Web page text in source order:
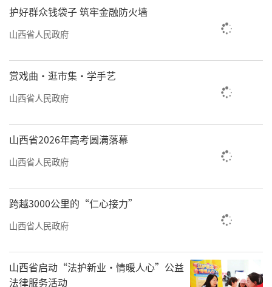
中，使得游戏场景在建筑风格上具有极高的历
史真实性和艺术价值。“这种严谨的态度和对
且真实可靠，对玩家的吸引力也更强。”张黎
敏说。
这波流量并不是等来的。实际上，早在4年
前，山西省文旅厅已与游戏创作方对接，关于
如何在游戏中宣传传统文化和人文古建达成意
向，并由此开启了一场虚拟与现实、游戏与文
旅的“双向奔赴”。“从2022年开始，我们在
的关注度。如今游戏上线，通过数字化的呈
护好群众钱袋子 筑牢金融防火墙
山西省人民政府
赏戏曲·逛市集·学手艺
山西省人民政府
山西省2026年高考圆满落幕
山西省人民政府
跨越3000公里的“仁心接力”
山西省人民政府
山西省启动“法护新业·情暖人心”公益
法律服务活动